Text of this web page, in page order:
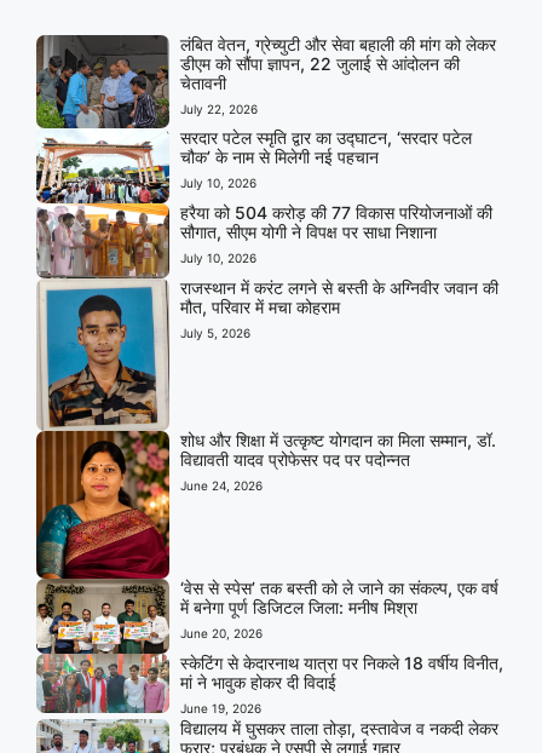
लंबित वेतन, ग्रेच्युटी और सेवा बहाली की मांग को लेकर
डीएम को सौंपा ज्ञापन, 22 जुलाई से आंदोलन की
चेतावनी
July 22, 2026
सरदार पटेल स्मृति द्वार का उद्घाटन, ‘सरदार पटेल
चौक’ के नाम से मिलेगी नई पहचान
July 10, 2026
हरैया को 504 करोड़ की 77 विकास परियोजनाओं की
सौगात, सीएम योगी ने विपक्ष पर साधा निशाना
July 10, 2026
राजस्थान में करंट लगने से बस्ती के अग्निवीर जवान की
मौत, परिवार में मचा कोहराम
July 5, 2026
शोध और शिक्षा में उत्कृष्ट योगदान का मिला सम्मान, डॉ.
विद्यावती यादव प्रोफेसर पद पर पदोन्नत
June 24, 2026
‘वेस से स्पेस’ तक बस्ती को ले जाने का संकल्प, एक वर्ष
में बनेगा पूर्ण डिजिटल जिला: मनीष मिश्रा
June 20, 2026
स्केटिंग से केदारनाथ यात्रा पर निकले 18 वर्षीय विनीत,
मां ने भावुक होकर दी विदाई
June 19, 2026
विद्यालय में घुसकर ताला तोड़ा, दस्तावेज व नकदी लेकर
फरार; प्रबंधक ने एसपी से लगाई गुहार